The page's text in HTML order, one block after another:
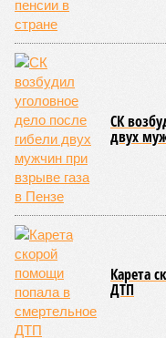
СК
двух
Карета
ДТП